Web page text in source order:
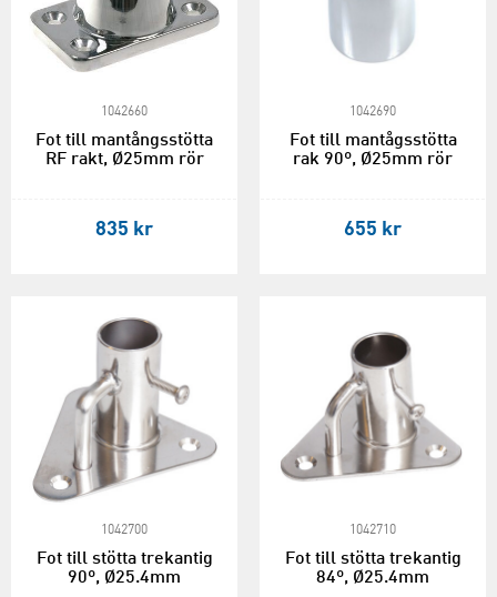
1042660
Fot till mantångsstötta
RF rakt, Ø25mm rör
835 kr
1042690
Fot till mantågsstötta
rak 90º, Ø25mm rör
655 kr
1042700
Fot till stötta trekantig
90º, Ø25.4mm
1042710
Fot till stötta trekantig
84º, Ø25.4mm